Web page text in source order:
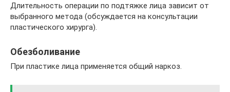
Длительность операции по подтяжке лица зависит от
выбранного метода (обсуждается на консультации
пластического хирурга).
Обезболивание
При пластике лица применяется общий наркоз.